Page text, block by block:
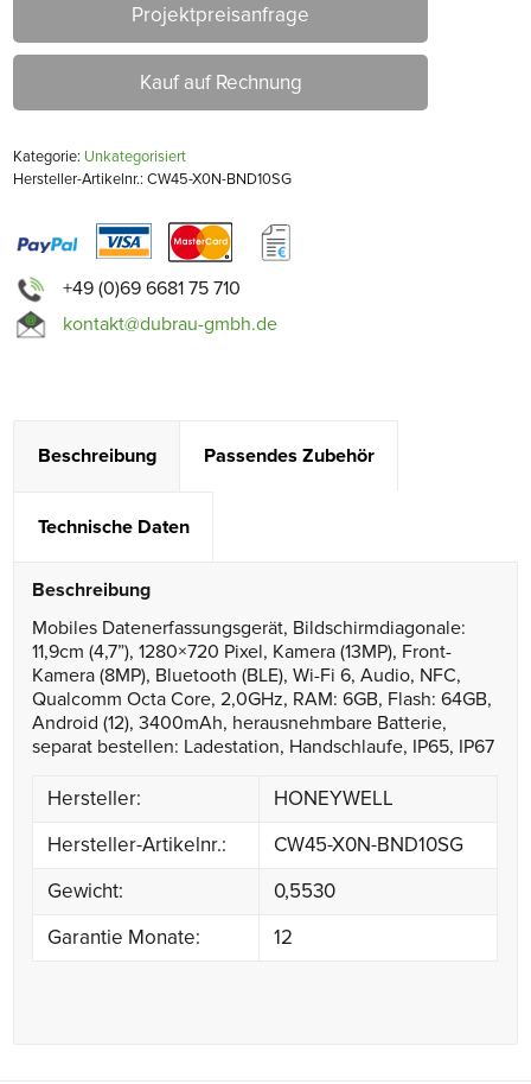
Projektpreisanfrage
Kauf auf Rechnung
Kategorie: Unkategorisiert
Hersteller-Artikelnr.: CW45-X0N-BND10SG
+49 (0)69 6681 75 710
kontakt@dubrau-gmbh.de
Beschreibung Passendes Zubehör
Technische Daten
Beschreibung
Mobiles Datenerfassungsgerät, Bildschirmdiagonale:
11,9cm (4,7”), 1280×720 Pixel, Kamera (13MP), Front-
Kamera (8MP), Bluetooth (BLE), Wi-Fi 6, Audio, NFC,
Qualcomm Octa Core, 2,0GHz, RAM: 6GB, Flash: 64GB,
Android (12), 3400mAh, herausnehmbare Batterie,
separat bestellen: Ladestation, Handschlaufe, IP65, IP67
Hersteller:
HONEYWELL
Hersteller-Artikelnr.:
CW45-X0N-BND10SG
Gewicht:
0,5530
Garantie Monate:
12